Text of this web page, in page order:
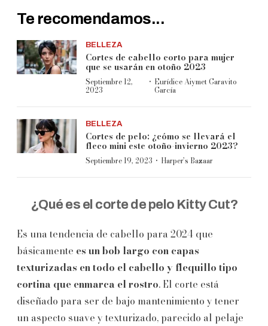
Te recomendamos...
BELLEZA
Cortes de cabello corto para mujer
que se usarán en otoño 2023
Septiembre 12,
2023 · Eurídice Aiymet Garavito
García
BELLEZA
Cortes de pelo: ¿cómo se llevará el
fleco mini este otoño-invierno 2023?
Septiembre 19, 2023 · Harper’s Bazaar
¿Qué es el corte de pelo Kitty Cut?
Es una tendencia de cabello para 2024 que
básicamente es un bob largo con capas
texturizadas en todo el cabello y flequillo tipo
cortina que enmarca el rostro. El corte está
diseñado para ser de bajo mantenimiento y tener
un aspecto suave y texturizado, parecido al pelaje